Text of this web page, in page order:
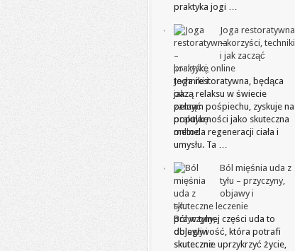
praktyka jogi …
Joga restoratywna
– korzyści, techniki
i jak zacząć
praktykę online
Joga restoratywna, będąca
oazą relaksu w świecie
pełnym pośpiechu, zyskuje na
popularności jako skuteczna
metoda regeneracji ciała i
umysłu. Ta …
Ból mięśnia uda z
tyłu – przyczyny,
objawy i
skuteczne leczenie
Ból w tylnej części uda to
dolegliwość, która potrafi
skutecznie uprzykrzyć życie,